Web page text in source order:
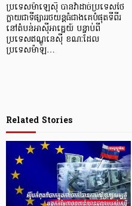
ប្រទេសម៉ាឡេស៊ី បានវ៉ាដាច់ប្រទេសថៃ
ក្លាយជាទីផ្សាររថយន្តធំជាងគេបំផុតទីពីរ
នៅតំបន់អាស៊ីអាគ្នេយ៍ បន្ទាប់ពី
ប្រទេសឥណ្ឌូនេស៊ី ខណៈដែល
ប្រទេសម៉ាឡ…
Related Stories